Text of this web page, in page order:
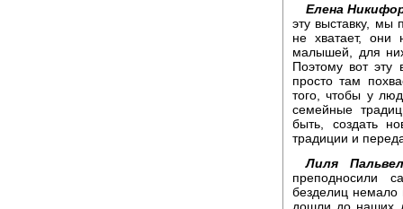
Елена
эту выставку, мы
не хватает, они
малышей, для
Поэтому вот эту
просто там
того, чтобы у
семейные
быть, создать
традиции и
Лиля
преподносили
безделиц немало
дошли до наших